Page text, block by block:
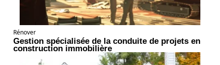
Rénover
Gestion spécialisée de la conduite de projets en
construction immobilière